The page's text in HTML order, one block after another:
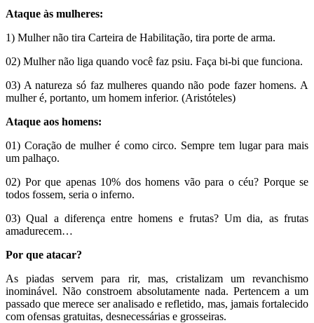
Ataque às mulheres:
1) Mulher não tira Carteira de Habilitação, tira porte de arma.
02) Mulher não liga quando você faz psiu. Faça bi-bi que funciona.
03) A natureza só faz mulheres quando não pode fazer homens. A
mulher é, portanto, um homem inferior. (Aristóteles)
Ataque aos homens:
01) Coração de mulher é como circo. Sempre tem lugar para mais
um palhaço.
02) Por que apenas 10% dos homens vão para o céu? Porque se
todos fossem, seria o inferno.
03) Qual a diferença entre homens e frutas? Um dia, as frutas
amadurecem…
Por que atacar?
As piadas servem para rir, mas, cristalizam um revanchismo
inominável. Não constroem absolutamente nada. Pertencem a um
passado que merece ser analisado e refletido, mas, jamais fortalecido
com ofensas gratuitas, desnecessárias e grosseiras.